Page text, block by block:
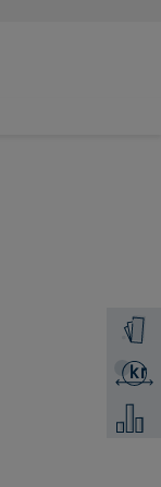
Beställ
kr
Jämför